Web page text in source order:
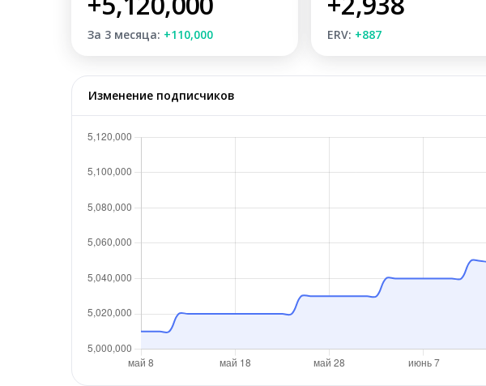
За 3 месяца: +110,000 ERV: +887
Изменение подписчиков